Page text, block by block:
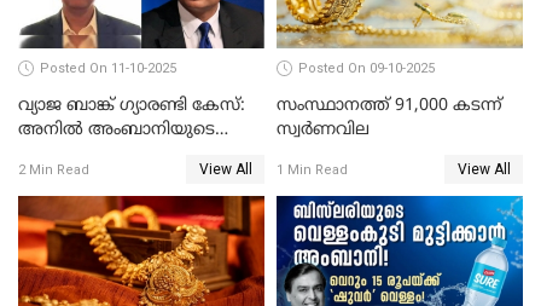
Posted On 11-10-2025
വ്യാജ ബാങ്ക് ഗ്യാരണ്ടി കേസ്:
അനിൽ അംബാനിയുടെ
അറസ്റ്റിൽ; ഇഡി അന്വേഷണം
വ്യാപിപ്പിക്കുന്നു
2 Min Read View All
Posted On 09-10-2025
സംസ്ഥാനത്ത് 91,000 കടന്ന്
സ്വര്‍ണവില
1 Min Read View All